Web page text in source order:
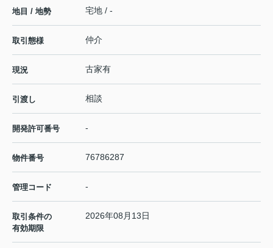
地目 / 地勢 宅地 / -
取引態様 仲介
現況 古家有
引渡し 相談
開発許可番号 -
物件番号 76786287
管理コード -
取引条件の
有効期限
2026年08月13日